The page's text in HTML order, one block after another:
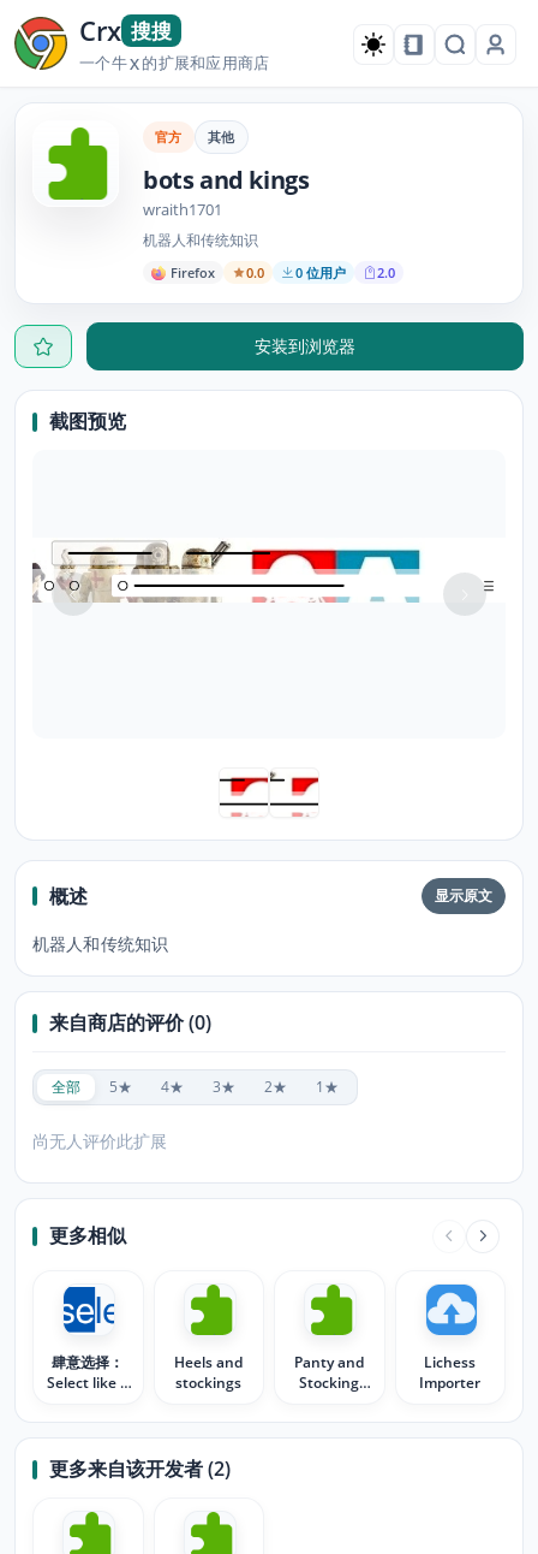
Crx 搜搜
一个牛X的扩展和应用商店
官方 其他
bots and kings
wraith1701
机器人和传统知识
Firefox 0.0 0 位用户 2.0
安装到浏览器
截图预览
概述 显示原文
机器人和传统知识
来自商店的评价 (0)
全部 5★ 4★ 3★ 2★ 1★
尚无人评价此扩展
更多相似
肆意选择：
Select like a
Heels and
stockings
Panty and
Stocking
Lichess
Importer
更多来自该开发者 (2)